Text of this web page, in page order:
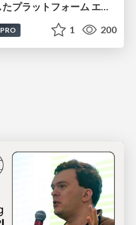
AIエージェントを前提としたプラットフォーム エンジニアリング：GKEで作るAgent-Ready Golden Path
PRO 1 200